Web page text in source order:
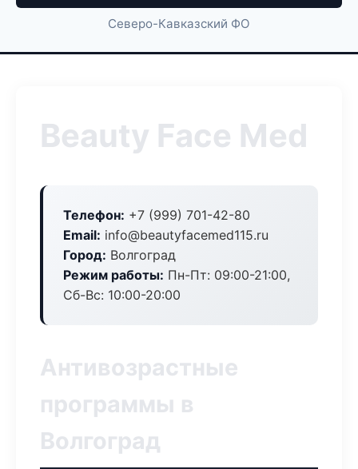
Северо-Кавказский ФО
Beauty Face Med
Телефон: +7 (999) 701-42-80
Email: info@beautyfacemed115.ru
Город: Волгоград
Режим работы: Пн-Пт: 09:00-21:00,
Сб-Вс: 10:00-20:00
Антивозрастные
программы в
Волгоград